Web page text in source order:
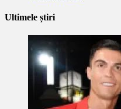
Ultimele știri